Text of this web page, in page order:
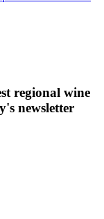
regional wine
newsletter